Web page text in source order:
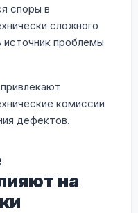
споры в
сложного
источник проблемы
комиссии
дефектов.
на